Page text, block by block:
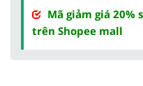
Mã giảm giá 20%
trên Shopee mall